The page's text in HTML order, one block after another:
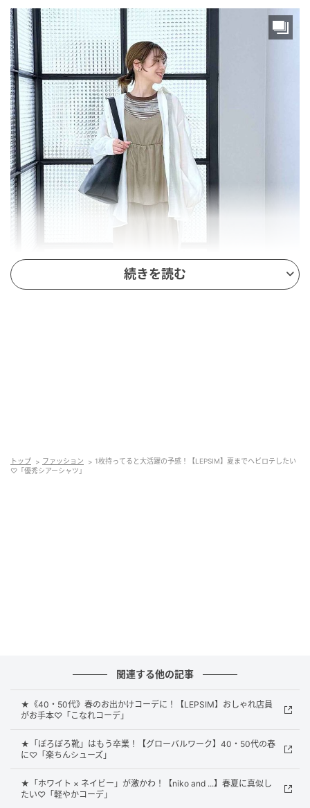
¥5,990（税込）
レーストップスの上に重ねて甘さを控えめに
続きを読む
トップ ファッション
1枚持ってると大活躍の予感！【LEPSIM】夏までヘビロテしたい
♡「優秀シアーシャツ」
関連する他の記事
★《40・50代》春のお出かけコーデに！【LEPSIM】おしゃれ店員
がお手本♡「こなれコーデ」
★「ぼろぼろ靴」はもう卒業！【グローバルワーク】40・50代の春
に♡「楽ちんシューズ」
★「ホワイト × ネイビー」が激かわ！【niko and ...】春夏に真似し
たい♡「軽やかコーデ」